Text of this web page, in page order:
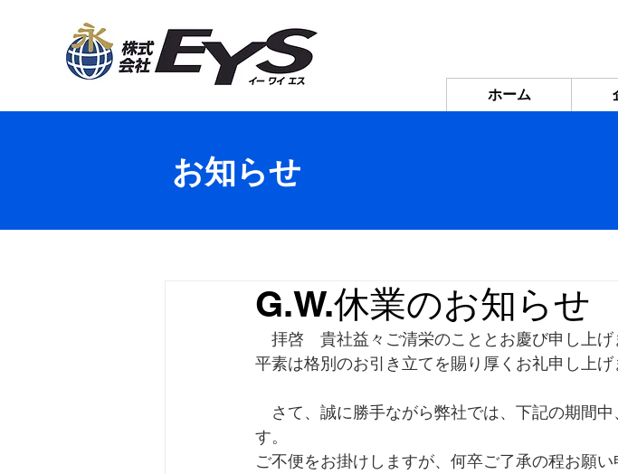
ホーム
お知らせ
G.W.休業のお知らせ
拝啓　貴社益々ご清栄のこととお慶び申し上げ
平素は格別のお引き立てを賜り厚くお礼申し上げ
さて、誠に勝手ながら弊社では、下記の期間
す。
ご不便をお掛けしますが、何卒ご了承の程お願い